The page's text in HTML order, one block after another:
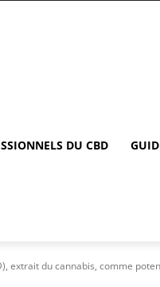
DU CBD
extrait du cannabis, comme